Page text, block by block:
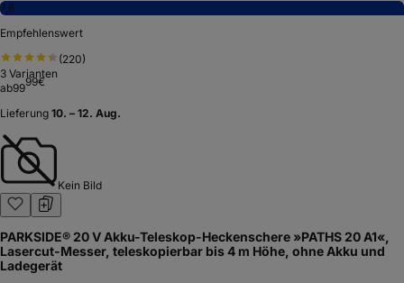
7,8
Empfehlenswert
(220)
3 Varianten
ab9999€
Lieferung 10. – 12. Aug.
Kein Bild
PARKSIDE® 20 V Akku-Teleskop-Heckenschere »PATHS 20 A1«,
Lasercut-Messer, teleskopierbar bis 4 m Höhe, ohne Akku und
Ladegerät